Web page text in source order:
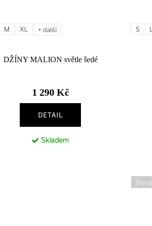
M XL + další
DŽÍNY MALION světle šedé
1 290 Kč
DETAIL
Skladem
S L
Sleva